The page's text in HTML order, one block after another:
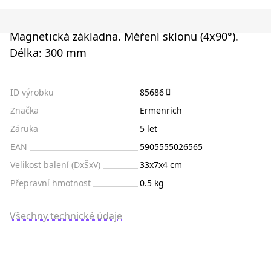
Magnetická základna. Měření sklonu (4x90°).
Délka: 300 mm
ID výrobku
85686
Značka
Ermenrich
Záruka
5 let
EAN
5905555026565
Velikost balení (DxŠxV)
33x7x4 cm
Přepravní hmotnost
0.5 kg
Všechny technické údaje